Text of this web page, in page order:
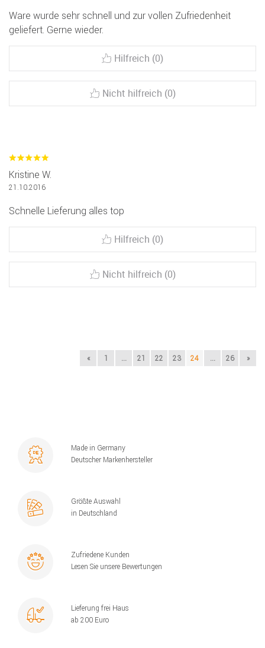
Ware wurde sehr schnell und zur vollen Zufriedenheit
geliefert. Gerne wieder.
Hilfreich (0)
Nicht hilfreich (0)
Kristine W.
21.10.2016
Schnelle Lieferung alles top
Hilfreich (0)
Nicht hilfreich (0)
« 1 ... 21 22 23 24 ... 26 »
Made in Germany
Deutscher Markenhersteller
Größte Auswahl
in Deutschland
Zufriedene Kunden
Lesen Sie unsere Bewertungen
Lieferung frei Haus
ab 200 Euro